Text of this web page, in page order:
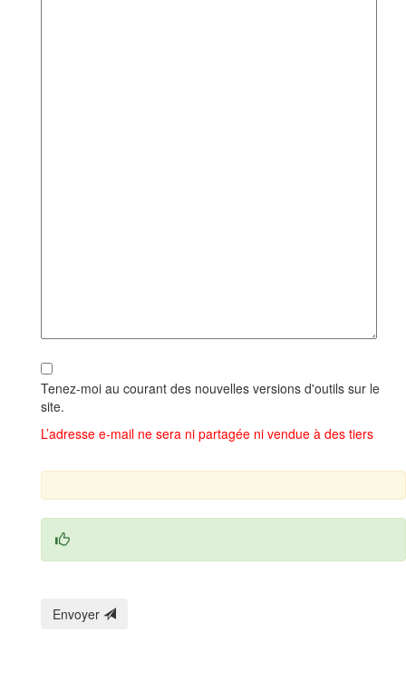
Tenez-moi au courant des nouvelles versions d'outils sur le
site.
L’adresse e-mail ne sera ni partagée ni vendue à des tiers
Envoyer